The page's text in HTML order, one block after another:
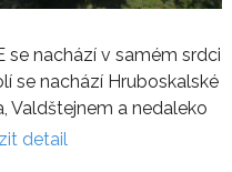
se nachází v samém srdci
se nachází Hruboskalské
Valdštejnem a nedaleko
detail